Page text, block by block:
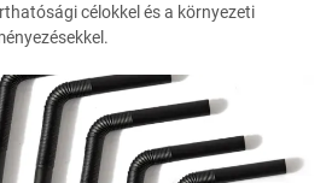
célokkel és a környezeti